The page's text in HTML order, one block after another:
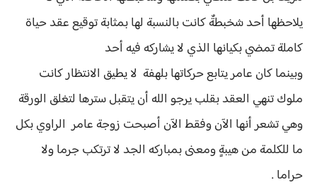
يلاحظها أحد شخبطةٌ كانت بالنسبة لها بمثابة توقيع عقد حياة
كاملة تمضي بكيانها الذي لا يشاركه فيه أحد
وبينما كان عامر يتابع حركاتها بلهفة لا يطيق الانتظار كانت
ملوك تنهي العقد بقلب يرجو الله أن يتقبل سترها لتغلق الورقة
وهي تشعر أنها الآن وفقط الآن أصبحت زوجة عامر الراوي بكل
ما للكلمة من هيبةٍ ومعنى بمباركه الجد لا ترتكب جرما ولا
حراما .